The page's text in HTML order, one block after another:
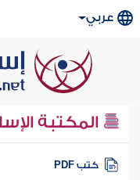
عربي
المكتبة